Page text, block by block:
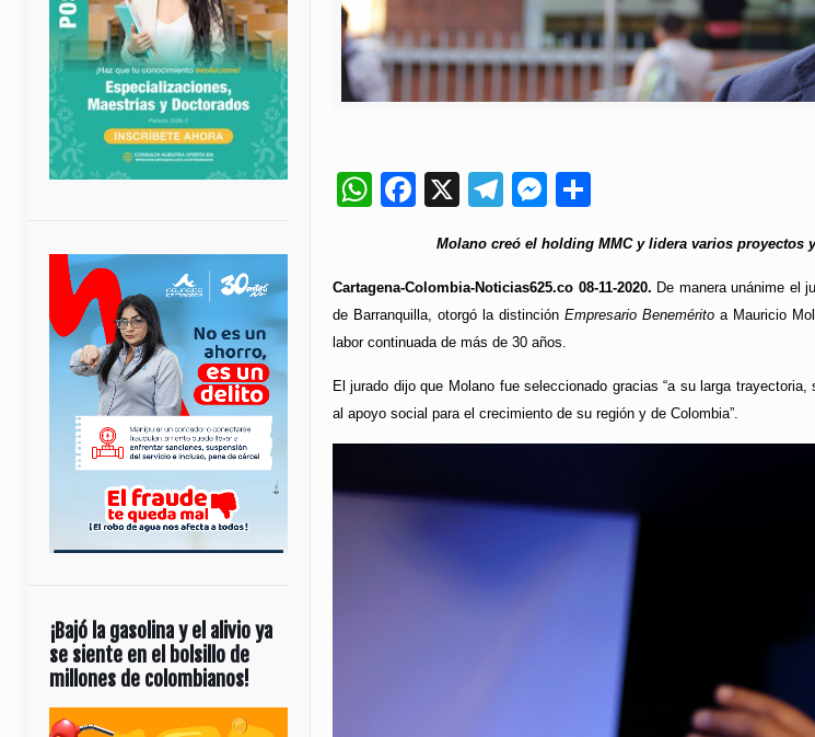
WhatsApp
Facebook
X Telegram
Messenger
Molano creó el holding MMC y lidera varios
Cartagena-Colombia-Noticias625.co 08-11-2020. De manera unánime el
de Barranquilla, otorgó la distinción Empresario Beneméritoa Mauricio
labor continuada de más de 30 años.
El jurado dijo que Molano fue seleccionado gracias “a su larga
al apoyo social para el crecimiento de su región y de Colombia”.
¡Bajó la gasolina y el alivio ya
se siente en el bolsillo de
millones de colombianos!
Reproductor